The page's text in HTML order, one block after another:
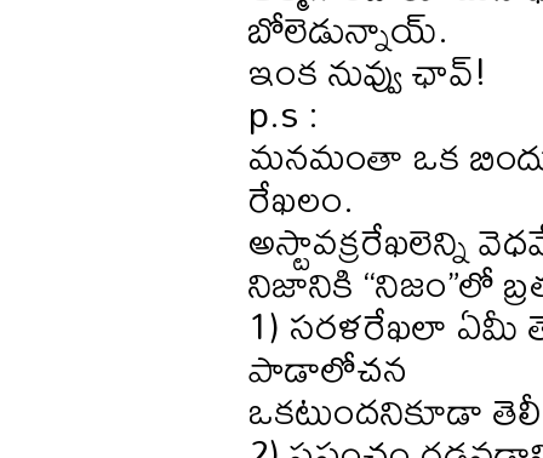
బోలెడున్నాయ్.
ఇంక నువ్వు ఛావ్!
p.s :
మనమంతా ఒక
రేఖలం.
అస్టావక్రరేఖలెన్ని
నిజానికి “నిజం”లో
1) సరళరేఖలా ఏమీ
పాడాలోచన
ఒకటుందనికూడా